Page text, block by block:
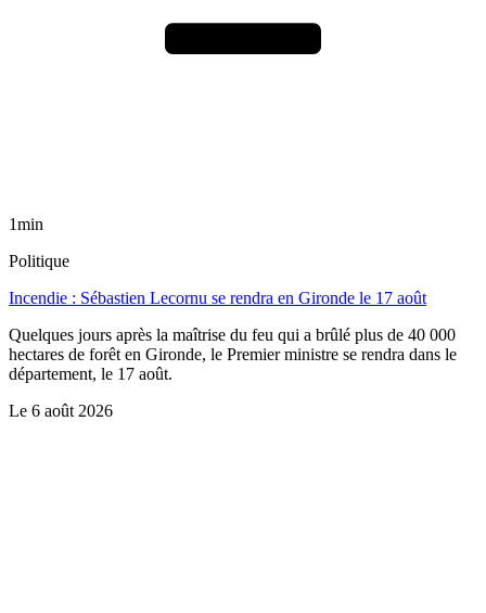
1min
Politique
Incendie : Sébastien Lecornu se rendra en Gironde le 17 août
Quelques jours après la maîtrise du feu qui a brûlé plus de 40 000
hectares de forêt en Gironde, le Premier ministre se rendra dans le
département, le 17 août.
Le 6 août 2026